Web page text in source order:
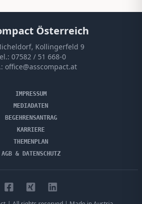
Österreich
Kollingerfeld 9
07582 / 51 668-0
office@asscompact.at
IMPRESSUM
MEDIADATEN
BEGEHRENSANTRAG
KARRIERE
THEMENPLAN
AGB & DATENSCHUTZ